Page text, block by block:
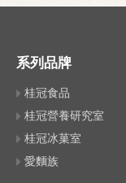
系列品牌
桂冠食品
桂冠營養研究室
桂冠冰菓室
愛麵族